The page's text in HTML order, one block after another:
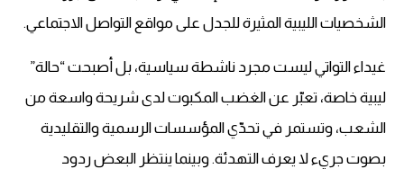
الشخصيات الليبية المثيرة للجدل على مواقع التواصل الاجتماعي.
غيداء التواتي ليست مجرد ناشطة سياسية، بل أصبحت “حالة”
ليبية خاصة، تعبّر عن الغضب المكبوت لدى شريحة واسعة من
الشعب، وتستمر في تحدّي المؤسسات الرسمية والتقليدية
بصوت جريء لا يعرف التهدئة. وبينما ينتظر البعض ردود